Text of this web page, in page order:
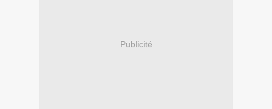
Publicité